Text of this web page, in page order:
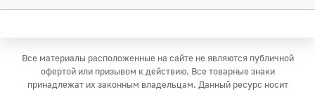
Все материалы расположенные на сайте не являются публичной
офертой или призывом к действию. Все товарные знаки
принадлежат их законным владельцам. Данный ресурс носит